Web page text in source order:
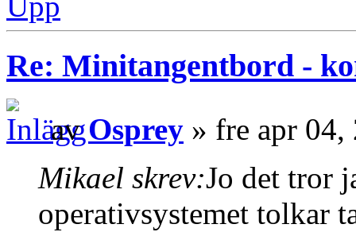
Re: Minitangentbord -
avOsprey » fre apr 04,
Mikael skrev:Jo det tror
operativsystemet tolkar